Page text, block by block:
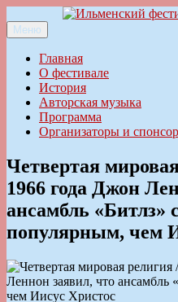
к
содержимому
Ильменский фестиваль
Меню
Главная
О фестивале
История
Авторская музыка
Программа
Организаторы и
Четвертая
1966 года Джон
ансамбль «Битлз»
популярным, чем